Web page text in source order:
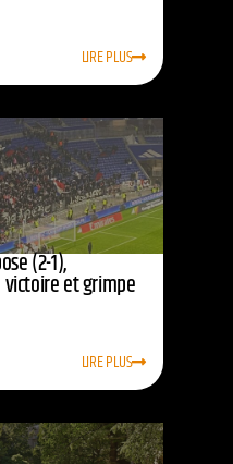
LIRE PLUS
(2-1),
et grimpe
LIRE PLUS